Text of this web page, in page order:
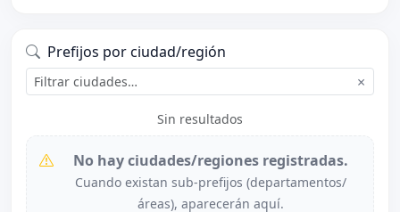
Prefijos por ciudad/región
×
Sin resultados
No hay ciudades/regiones registradas.
Cuando existan sub-prefijos (departamentos/
áreas), aparecerán aquí.